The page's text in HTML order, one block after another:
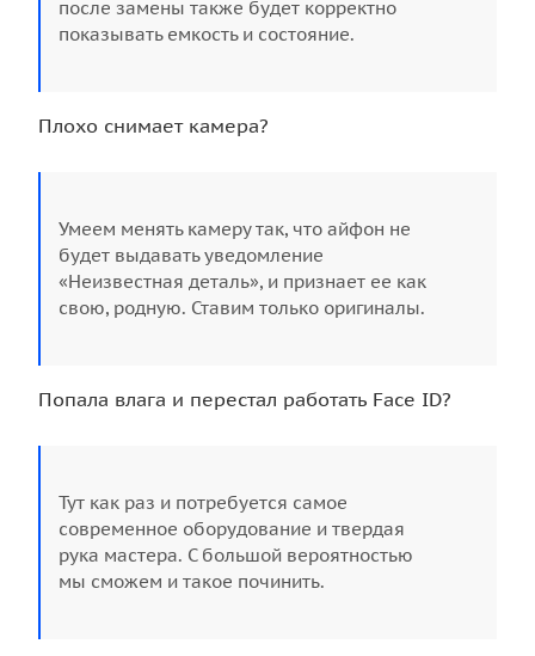
после замены также будет корректно
показывать емкость и состояние.
Плохо снимает камера?
Умеем менять камеру так, что айфон не
будет выдавать уведомление
«Неизвестная деталь», и признает ее как
свою, родную. Ставим только оригиналы.
Попала влага и перестал работать Face ID?
Тут как раз и потребуется самое
современное оборудование и твердая
рука мастера. С большой вероятностью
мы сможем и такое починить.